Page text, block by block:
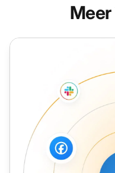
Opgeschort Ticket